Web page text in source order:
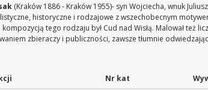
(Kraków 1886 - Kraków 1955)- syn Wojciecha, wnuk
historyczne i rodzajowe z wszechobecnym
tego rodzaju był Cud nad Wisłą. Malował też
zbieraczy i publiczności, zawsze tłumnie
Nr kat